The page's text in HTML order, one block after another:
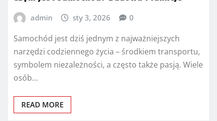
admin sty 3, 2026 0
Samochód jest dziś jednym z najważniejszych
narzędzi codziennego życia – środkiem transportu,
symbolem niezależności, a często także pasją. Wiele
osób…
READ MORE